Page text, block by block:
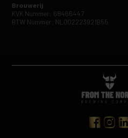
Brouwerij
KVK Nummer: 68466447
BTW Nummer: NL002223921B55